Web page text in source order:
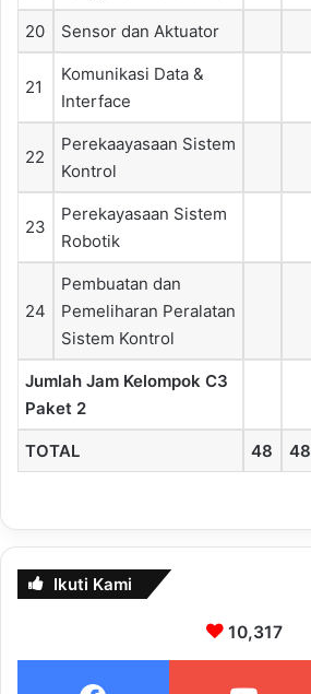
20 Sensor dan Aktuator
21
Komunikasi Data &
Interface
22
Perekaayasaan Sistem
Kontrol
23
Perekayasaan Sistem
Robotik
24
Pembuatan dan
Pemeliharan Peralatan
Sistem Kontrol
Jumlah Jam Kelompok C3
Paket 2
TOTAL 48 48
Ikuti Kami
10,317